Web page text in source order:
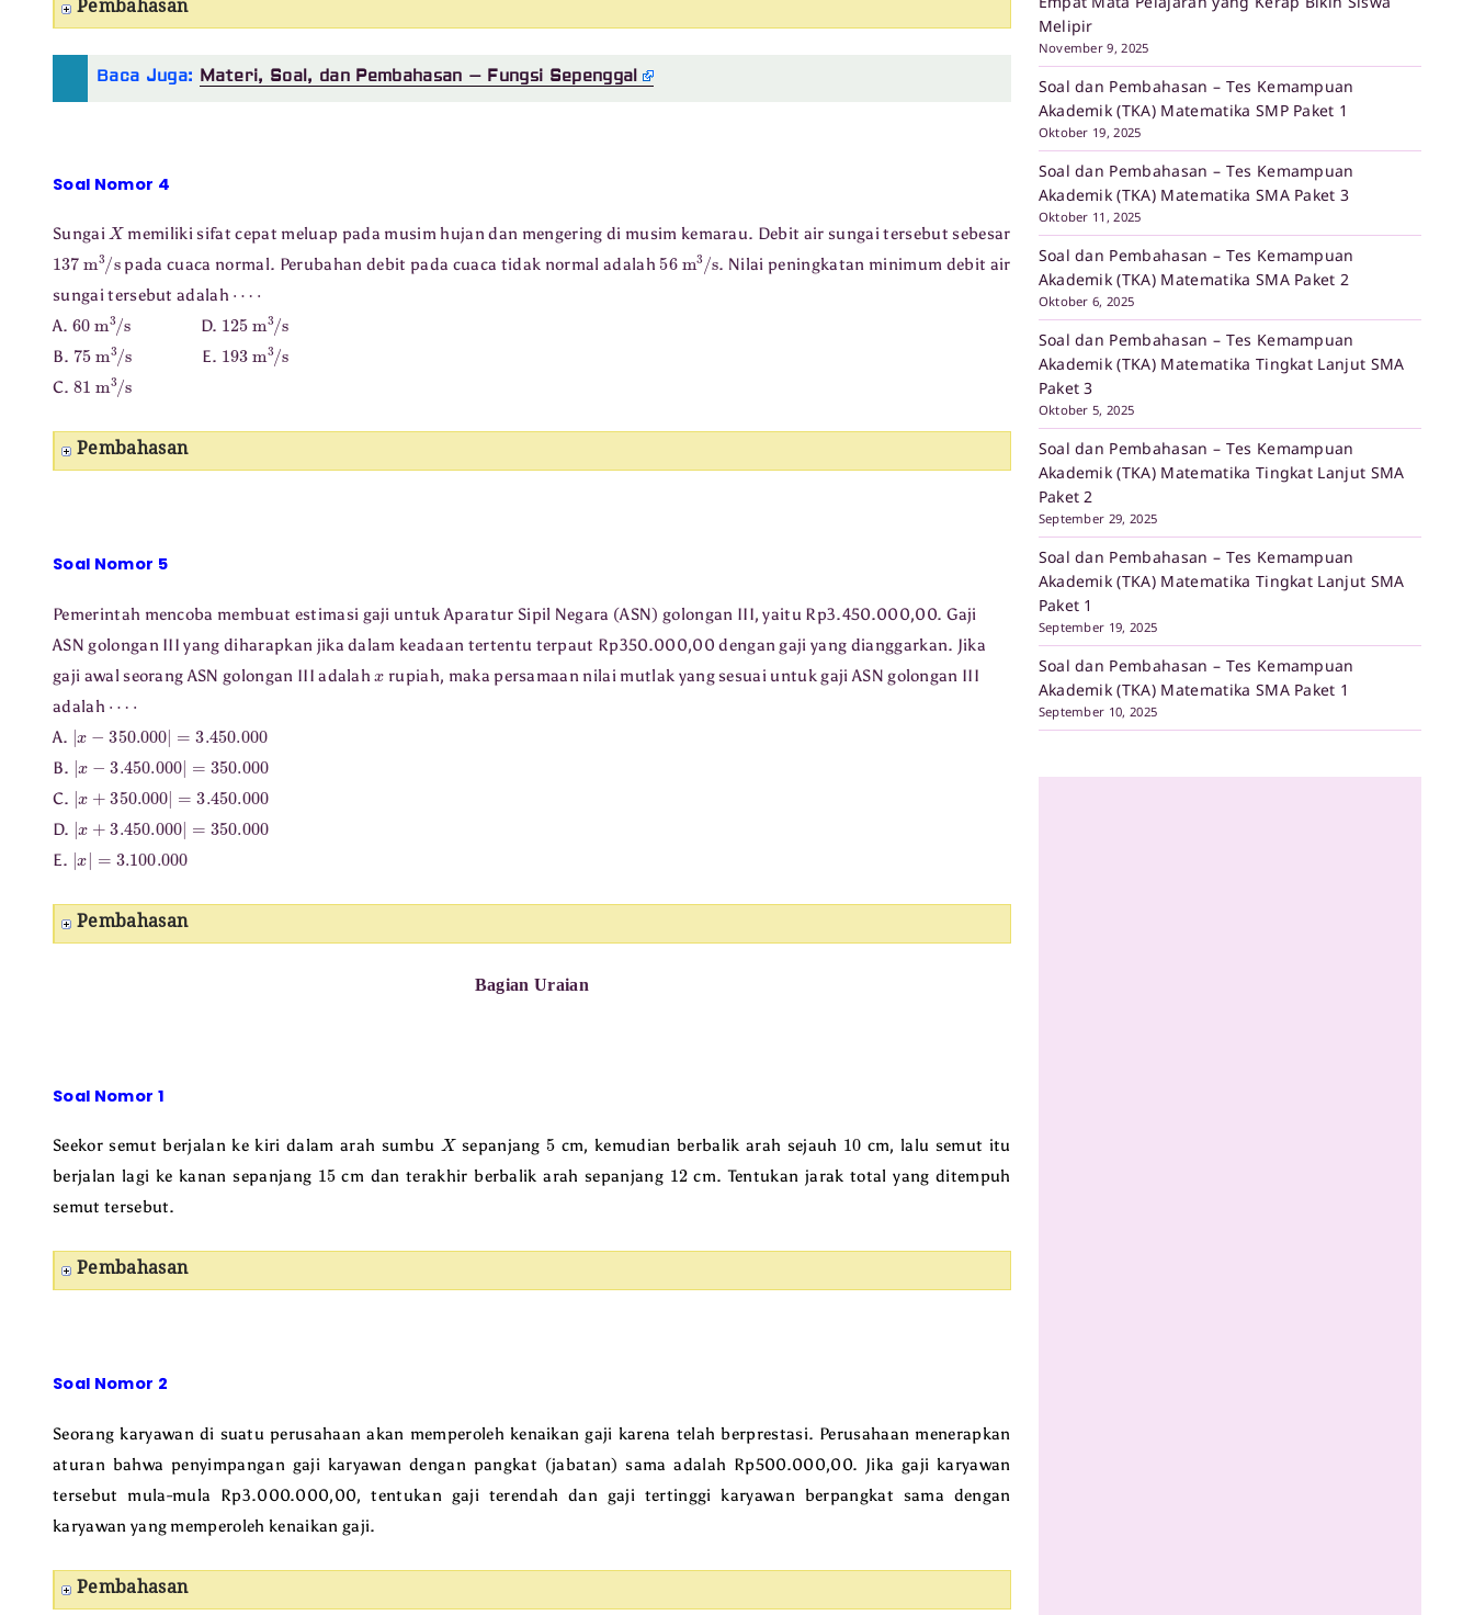
Pembahasan
Baca Juga: Materi, Soal, dan Pembahasan – Fungsi Sepenggal
Soal Nomor 4
SungaiX memiliki sifat cepat meluap pada musim hujan dan mengering di musim kemarau. Debit air sungai tersebut sebesar
137 3 / pada cuaca normal. Perubahan debit pada cuaca tidak normal adalah56 m3 . Nilai peningkatan minimum debit air
sungai tersebut adalah
A. 60 m 3 D. 125 m3 /
B. 75 m3 / E. 193 m3 /
C. 81 m3 /
Pembahasan
Soal Nomor 5
Pemerintah mencoba membuat estimasi gaji untuk Aparatur Sipil Negara (ASN) golongan III, yaitu Rp3.450.000,00. Gaji
ASN golongan III yang diharapkan jika dalam keadaan tertentu terpaut Rp350.000,00 dengan gaji yang dianggarkan. Jika
gaji awal seorang ASN golongan III adalah
rupiah, maka persamaan nilai mutlak yang sesuai untuk gaji ASN golongan III
adalah
A. | 350.000 3.450.000
B. | 3.450.000 350.000
C. | 350.000 3.450.000
D. | 3.450.000 350.000
E. | |= 3.100 .000
Pembahasan
Bagian Uraian
Soal Nomor 1
Seekor semut berjalan ke kiri dalam arah sumbu X sepanjang5 cm, kemudian berbalik arah sejauh 10 cm, lalu semut itu
berjalan lagi ke kanan sepanjang 15cm dan terakhir berbalik arah sepanjang 12cm. Tentukan jarak total yang ditempuh
semut tersebut.
Pembahasan
Soal Nomor 2
Seorang karyawan di suatu perusahaan akan memperoleh kenaikan gaji karena telah berprestasi. Perusahaan menerapkan
aturan bahwa penyimpangan gaji karyawan dengan pangkat (jabatan) sama adalah Rp500.000,00. Jika gaji karyawan
tersebut mula-mula Rp3.000.000,00, tentukan gaji terendah dan gaji tertinggi karyawan berpangkat sama dengan
karyawan yang memperoleh kenaikan gaji.
Pembahasan
Melipir
November 9, 2025
Soal dan Pembahasan – Tes Kemampuan
Akademik (TKA) Matematika SMP Paket 1
Oktober 19, 2025
Soal dan Pembahasan – Tes Kemampuan
Akademik (TKA) Matematika SMA Paket 3
Oktober 11, 2025
Soal dan Pembahasan – Tes Kemampuan
Akademik (TKA) Matematika SMA Paket 2
Oktober 6, 2025
Soal dan Pembahasan – Tes Kemampuan
Akademik (TKA) Matematika Tingkat Lanjut SMA
Paket 3
Oktober 5, 2025
Soal dan Pembahasan – Tes Kemampuan
Akademik (TKA) Matematika Tingkat Lanjut SMA
Paket 2
September 29, 2025
Soal dan Pembahasan – Tes Kemampuan
Akademik (TKA) Matematika Tingkat Lanjut SMA
Paket 1
September 19, 2025
Soal dan Pembahasan – Tes Kemampuan
Akademik (TKA) Matematika SMA Paket 1
September 10, 2025